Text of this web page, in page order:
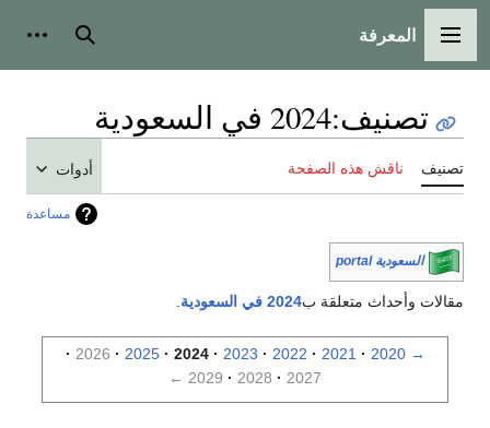
القائمة الرئيسية
المعرفة بحث
تصنيف:2024 في السعودية
تصنيف ناقش هذه الصفحة أدوات
مساعدة
السعودية portal
مقالات وأحداث متعلقة ب2024 في السعودية
→
2020
2021
2022
2023
2024
2025
2026
2027
2028
2029
←